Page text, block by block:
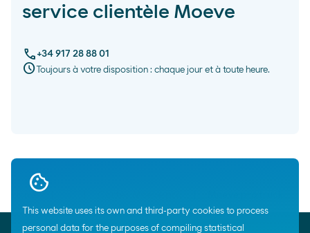
This website uses its own and third-party cookies to process
personal data for the purposes of compiling statistical
service clientèle Moeve
call +34 917 28 88 01
schedule Toujours à votre disposition : chaque jour et à toute heure.
Breadcrumbs
Home